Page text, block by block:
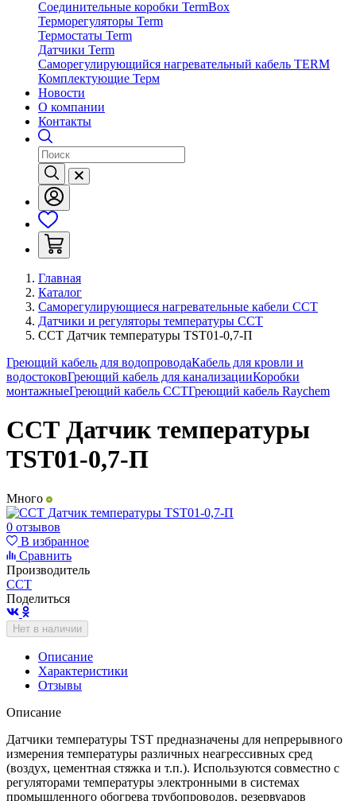
Соединительные коробки TermBox
Терморегуляторы Term
Термостаты Term
Датчики Term
Саморегулирующийся нагревательный кабель TERM
Комплектующие Терм
Новости
О компании
Контакты
Главная
Каталог
Саморегулирующиеся нагревательные кабели ССТ
Датчики и регуляторы температуры ССТ
ССТ Датчик температуры TST01-0,7-П
Греющий кабель для водопроводаКабель для кровли и
водостоковГреющий кабель для канализацииКоробки
монтажныеГреющий кабель ССТГреющий кабель Raychem
ССТ Датчик температуры
TST01-0,7-П
Много
0 отзывов
В избранное
Сравнить
Производитель
ССТ
Поделиться
Нет в наличии
Описание
Характеристики
Отзывы
Описание
Датчики температуры TST предназначены для непрерывного
измерения температуры различных неагрессивных сред
(воздух, цементная стяжка и т.п.). Используются совместно с
регуляторами температуры электронными в системах
промышленного обогрева трубопроводов, резервуаров